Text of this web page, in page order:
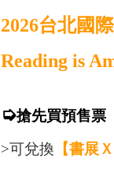
2026台北國
Reading is
➭搶先買預售票
>可兌換 【書展